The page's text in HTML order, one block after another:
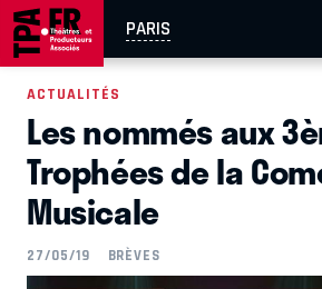
PARIS
AIX-MARSEILLE
EN TOURNÉE
ACTUALITÉS
Les nommés aux
Trophées de la
Musicale
27/05/19 BRÈVES